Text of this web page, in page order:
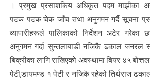
। प्रमुख प्रसाशकिय अधिकृत पदम माझीका
पटक पटक चेक जाँच तथा अनुगमन गर्दै सूचना
व्यापारीहरूले पालिकाको निर्देशन अटेर गरेका
अनुगमन गर्दा सुन्तलाबाडी नजिकै ढकाल जनरल
बिक्रीका लागि राखिएको अवस्थामा बियर ४५
पेटी,डायमण्ड १ पेटी र नजिकै रहेको तिर्थराज